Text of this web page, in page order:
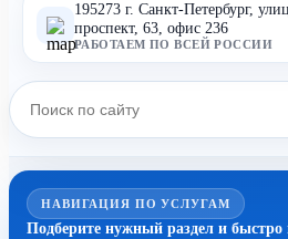
195273 г. Санкт-Петербург,
проспект, 63, офис 236
РАБОТАЕМ ПО ВСЕЙ РОССИИ
НАВИГАЦИЯ ПО УСЛУГАМ
Подберите нужный раздел и